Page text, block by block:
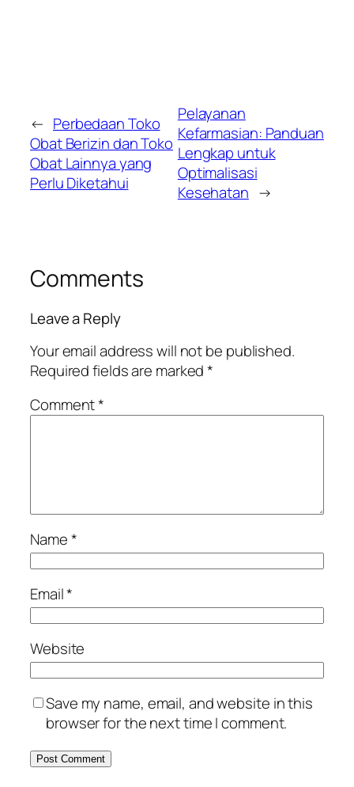
← Perbedaan Toko
Obat Berizin dan Toko
Obat Lainnya yang
Perlu Diketahui
Pelayanan
Kefarmasian: Panduan
Lengkap untuk
Optimalisasi
Kesehatan →
Comments
Leave a Reply
Your email address will not be published.
Required fields are marked*
Comment*
Name*
Email*
Website
Save my name, email, and website in this
browser for the next time I comment.